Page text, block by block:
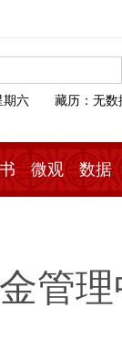
期六 藏历：无数
微观 数据
管